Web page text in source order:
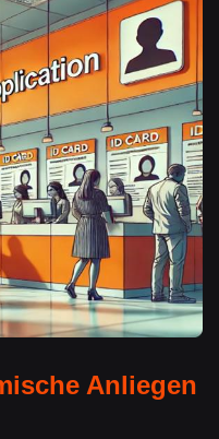
Anliegen